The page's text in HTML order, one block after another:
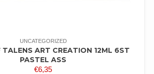
UNCATEGORIZED
TALENS ART CREATION 12ML 6ST
PASTEL ASS
€6,35